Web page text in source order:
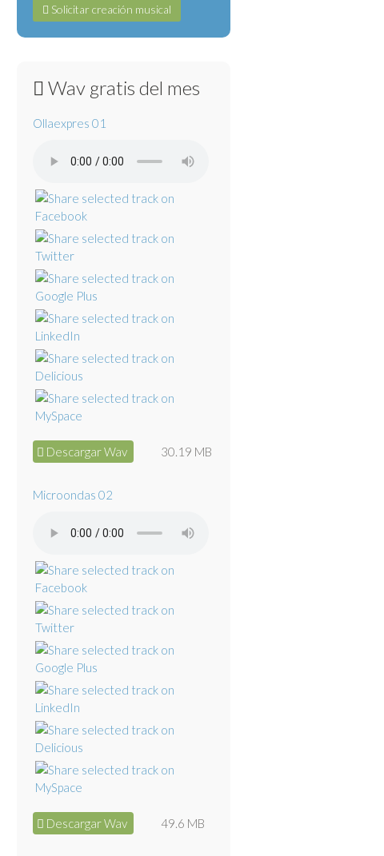
Solicitar creación musical
Wav gratis del mes
Ollaexpres 01
Descargar Wav 30.19 MB
Microondas 02
Descargar Wav 49.6 MB